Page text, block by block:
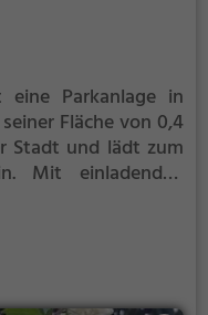
Parkanlage in
Fläche von 0,4
Stadt und lädt zum
Mit einladenden
zur